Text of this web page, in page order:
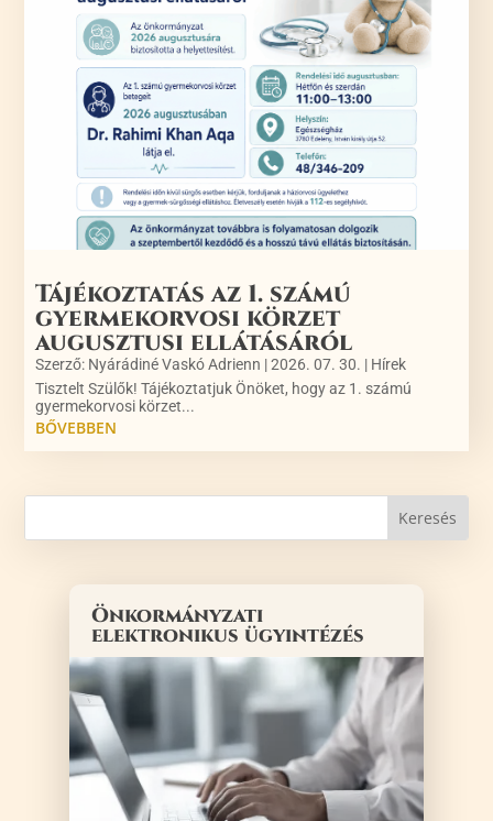
Tájékoztatás az 1. számú
gyermekorvosi körzet
augusztusi ellátásáról
Szerző: Nyárádiné Vaskó Adrienn |2026. 07. 30. | Hírek
Tisztelt Szülők! Tájékoztatjuk Önöket, hogy az 1. számú
gyermekorvosi körzet...
BŐVEBBEN
Önkormányzati
elektronikus ügyintézés